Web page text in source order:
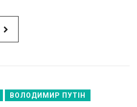
ВОЛОДИМИР ПУТІН